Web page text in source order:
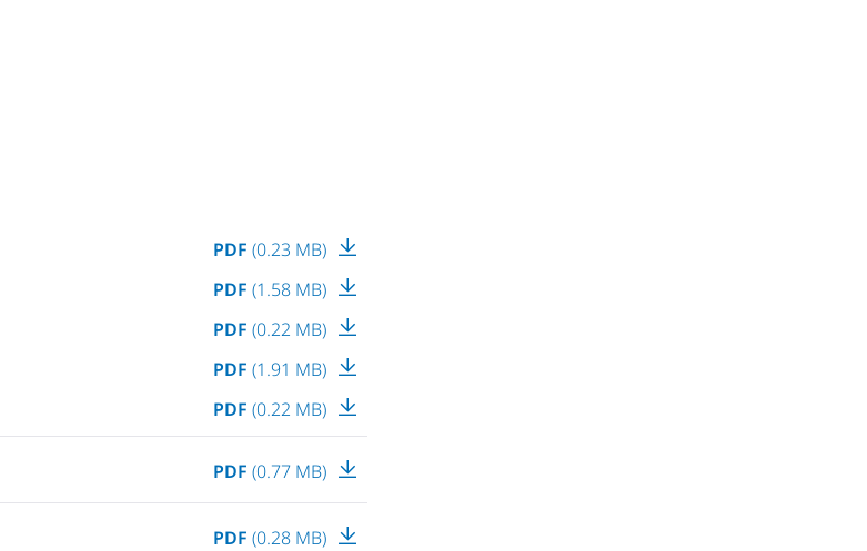
PDF (0.23 MB)
PDF (1.58 MB)
PDF (0.22 MB)
PDF (1.91 MB)
PDF (0.22 MB)
PDF (0.77 MB)
PDF (0.28 MB)